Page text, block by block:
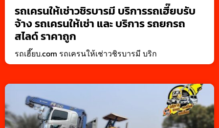
รถเครนให้เช่าวชิรบารมี บริการรถเฮี๊ยบรับ
จ้าง รถเครนให้เช่า และ บริการ รถยกรถ
สไลด์ ราคาถูก
รถเฮี๊ยบ.com รถเครนให้เช่าวชิรบารมี บริก